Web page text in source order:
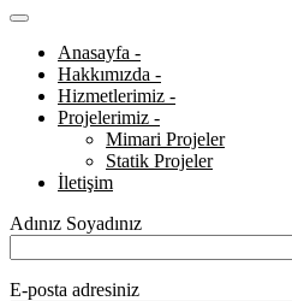
Anasayfa -
Hakkımızda -
Hizmetlerimiz -
Projelerimiz -
Mimari Projeler
Statik Projeler
İletişim
Adınız Soyadınız
E-posta adresiniz